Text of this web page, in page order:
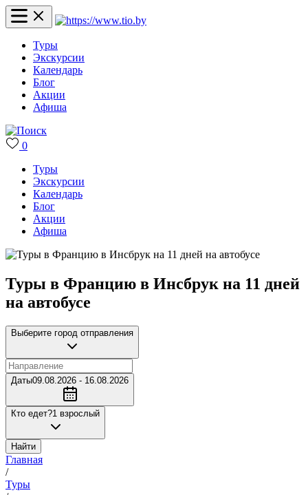
Туры
Экскурсии
Календарь
Блог
Акции
Афиша
0
Туры
Экскурсии
Календарь
Блог
Акции
Афиша
Туры в Францию в Инсбрук на 11 дней
на автобусе
Выберите город отправления
Даты09.08.2026 - 16.08.2026
Кто едет?1 взрослый
Найти
Главная
/
Туры